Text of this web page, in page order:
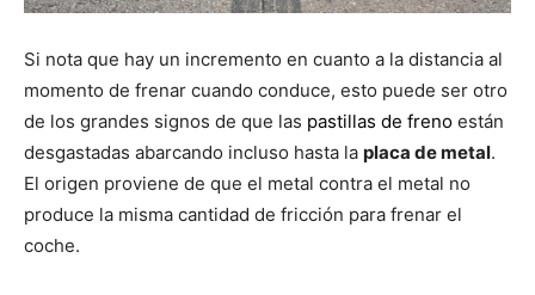
Si nota que hay un incremento en cuanto a la distancia al
momento de frenar cuando conduce, esto puede ser otro
de los grandes signos de que las pastillas de freno están
desgastadas abarcando incluso hasta la placa de metal.
El origen proviene de que el metal contra el metal no
produce la misma cantidad de fricción para frenar el
coche.